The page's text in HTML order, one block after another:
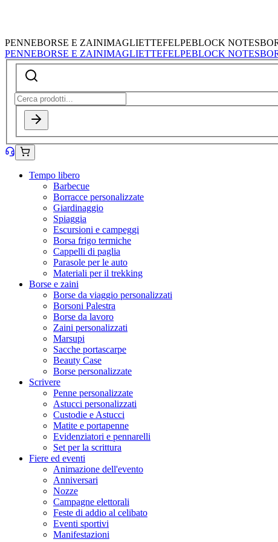
PENNEBORSE E ZAINIMAGLIETTEFELPEBLOCK NOTES
PENNEBORSE E ZAINIMAGLIETTEFELPEBLOCK NOTES
Tempo libero
Barbecue
Borracce personalizzate
Giardinaggio
Spiaggia
Escursioni e campeggi
Borsa frigo termiche
Cappelli di paglia
Parasole per le auto
Materiali per il trekking
Borse e zaini
Borse da viaggio personalizzati
Borsoni Palestra
Borse da lavoro
Zaini personalizzati
Marsupi
Sacche portascarpe
Beauty Case
Borse personalizzate
Scrivere
Penne personalizzate
Astucci personalizzati
Custodie e Astucci
Matite e portapenne
Evidenziatori e pennarelli
Set per la scrittura
Fiere ed eventi
Animazione dell'evento
Anniversari
Nozze
Campagne elettorali
Feste di addio al celibato
Eventi sportivi
Manifestazioni